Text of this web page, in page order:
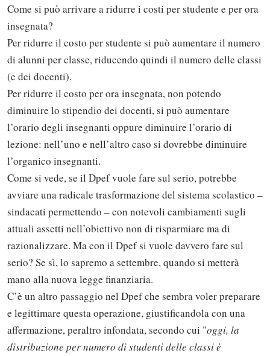
Come si può arrivare a ridurre i costi per studente e per ora
insegnata?
Per ridurre il costo per studente si può aumentare il numero
di alunni per classe, riducendo quindi il numero delle classi
(e dei docenti).
Per ridurre il costo per ora insegnata, non potendo
diminuire lo stipendio dei docenti, si può aumentare
l’orario degli insegnanti oppure diminuire l’orario di
lezione: nell’uno e nell’altro caso si dovrebbe diminuire
l’organico insegnanti.
Come si vede, se il Dpef vuole fare sul serio, potrebbe
avviare una radicale trasformazione del sistema scolastico –
sindacati permettendo – con notevoli cambiamenti sugli
attuali assetti nell’obiettivo non di risparmiare ma di
razionalizzare. Ma con il Dpef si vuole davvero fare sul
serio? Se sì, lo sapremo a settembre, quando si metterà
mano alla nuova legge finanziaria.
C’è un altro passaggio nel Dpef che sembra voler preparare
e legittimare questa operazione, giustificandola con una
affermazione, peraltro infondata, secondo cui "oggi, la
distribuzione per numero di studenti delle classi è